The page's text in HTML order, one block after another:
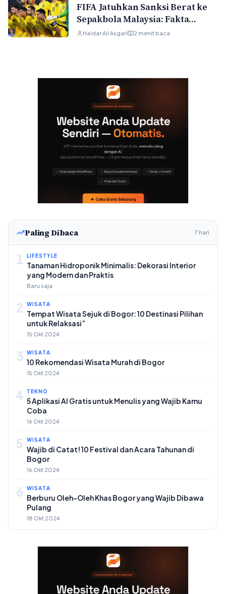
FIFA Jatuhkan Sanksi Berat ke
Sepakbola Malaysia: Fakta
Lengkap dan Dampaknya
Haidar Ali Asgari 2 menit baca
Paling Dibaca 7 hari
1 LIFESTYLE
Tanaman Hidroponik Minimalis: Dekorasi Interior
yang Modern dan Praktis
Baru saja
2 WISATA
Tempat Wisata Sejuk di Bogor: 10 Destinasi Pilihan
untuk Relaksasi”
15 Okt 2024
3 WISATA
10 Rekomendasi Wisata Murah di Bogor
15 Okt 2024
4 TEKNO
5 Aplikasi AI Gratis untuk Menulis yang Wajib Kamu
Coba
16 Okt 2024
5 WISATA
Wajib di Catat! 10 Festival dan Acara Tahunan di
Bogor
16 Okt 2024
6 WISATA
Berburu Oleh-Oleh Khas Bogor yang Wajib Dibawa
Pulang
18 Okt 2024